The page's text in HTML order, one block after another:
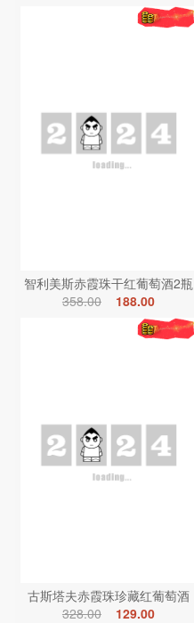
智利美斯赤霞珠干红葡萄酒2瓶
358.00
188.00
古斯塔夫赤霞珠珍藏红葡萄酒
328.00
129.00